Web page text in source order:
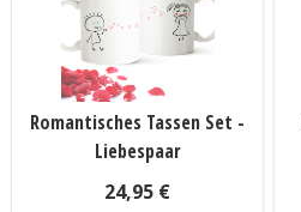
Romantisches Tassen Set -
Liebespaar
24,95 €